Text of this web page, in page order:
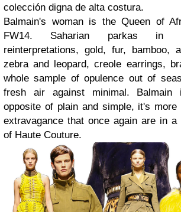
colección digna de alta costura.
Balmain's woman is the Queen of
FW14. Saharian parkas in
reinterpretations, gold, fur, bamboo,
zebra and leopard, creole earrings,
whole sample of opulence out of
fresh air against minimal. Balmain
opposite of plain and simple, it's more
extravagance that once again are in a
of Haute Couture.